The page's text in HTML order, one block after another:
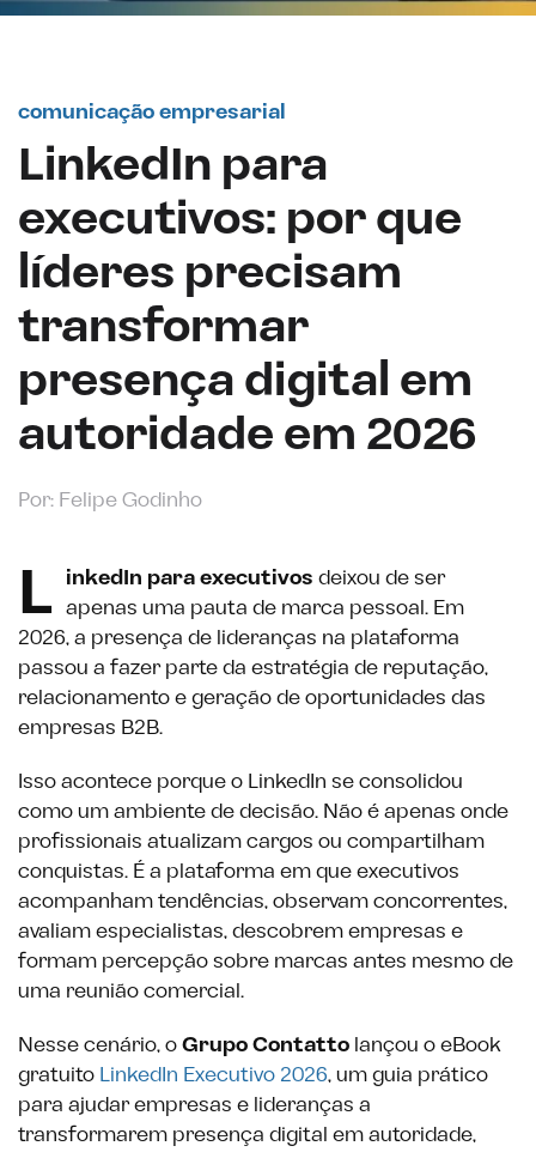
comunicação empresarial
LinkedIn para
executivos: por que
líderes precisam
transformar
presença digital em
autoridade em 2026
Por: Felipe Godinho
L inkedIn para executivos deixou de ser
apenas uma pauta de marca pessoal. Em
2026, a presença de lideranças na plataforma
passou a fazer parte da estratégia de reputação,
relacionamento e geração de oportunidades das
empresas B2B.
Isso acontece porque o LinkedIn se consolidou
como um ambiente de decisão. Não é apenas onde
profissionais atualizam cargos ou compartilham
conquistas. É a plataforma em que executivos
acompanham tendências, observam concorrentes,
avaliam especialistas, descobrem empresas e
formam percepção sobre marcas antes mesmo de
uma reunião comercial.
Nesse cenário, oGrupo Contatto lançou o eBook
gratuito LinkedIn Executivo 2026, um guia prático
para ajudar empresas e lideranças a
transformarem presença digital em autoridade,